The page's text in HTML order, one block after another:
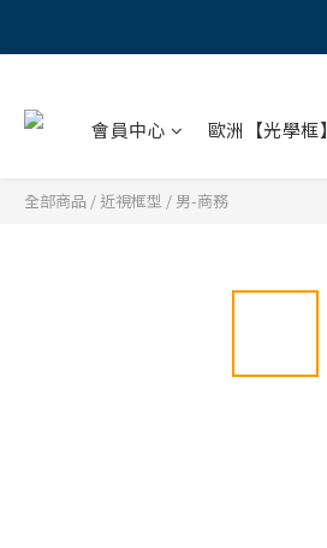
會員中心 歐洲【光學框】
全部商品 / 近視框型 / 男-商務